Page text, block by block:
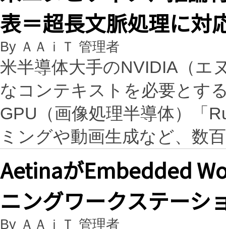
表＝超長文脈処理に対
By ＡＡｉＴ 管理者
米半導体大手のNVIDIA（エ
なコンテキストを必要とす
GPU（画像処理半導体）「
ミングや動画生成など、数
AetinaがEmbedded
ニングワークステーシ
By ＡＡｉＴ 管理者